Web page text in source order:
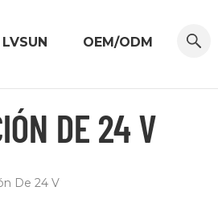
OEM/ODM
DE 24 V
De 24 V